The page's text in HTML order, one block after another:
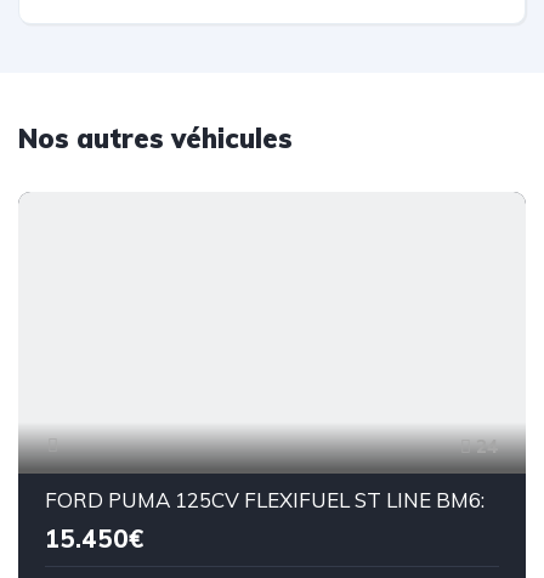
Nos autres véhicules
24
FORD PUMA 125CV FLEXIFUEL ST LINE BM6:
15.450€